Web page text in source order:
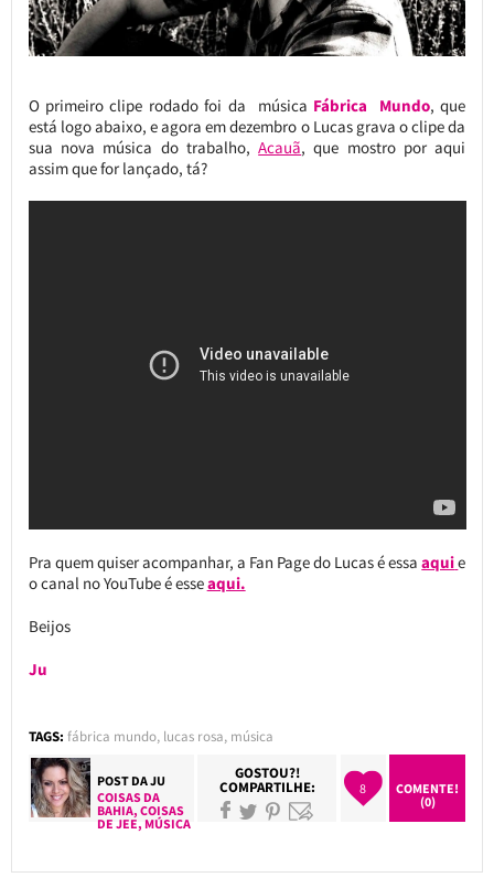
O primeiro clipe rodado foi da música Fábrica Mundo, que
está logo abaixo, e agora em dezembro o Lucas grava o clipe da
sua nova música do trabalho,Acauã, que mostro por aqui
assim que for lançado, tá?
Pra quem quiser acompanhar, a Fan Page do Lucas é essaaquie
o canal no YouTube é esseaqui.
Beijos
Ju
TAGS: fábrica mundo, lucas rosa, música
POST DAJU
COISAS DA
BAHIA,COISAS
DE JEE, MÚSICA
GOSTOU?!
COMPARTILHE: 8
COMENTE!
(0)